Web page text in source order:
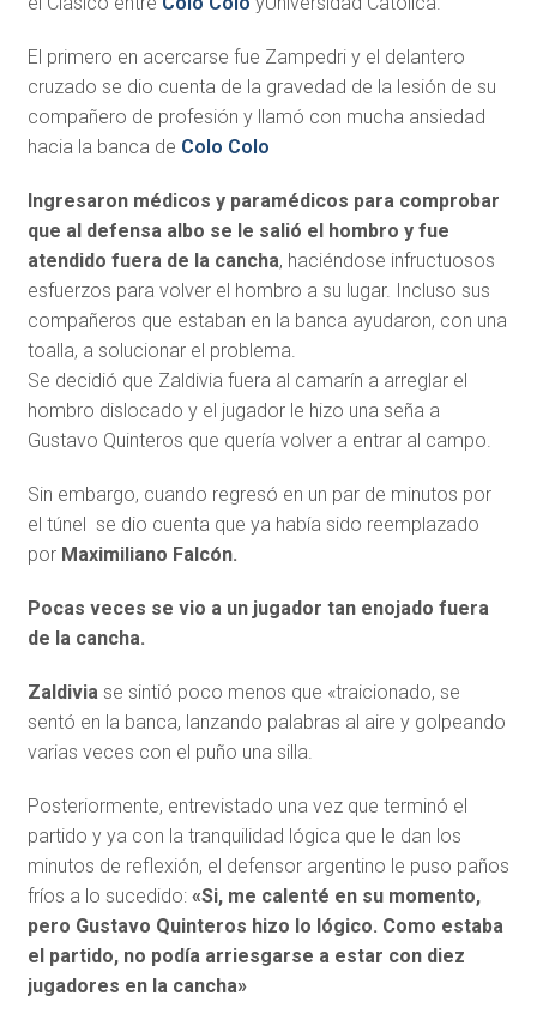
El primero en acercarse fue Zampedri y el delantero
cruzado se dio cuenta de la gravedad de la lesión de su
compañero de profesión y llamó con mucha ansiedad
hacia la banca de Colo Colo
Ingresaron médicos y paramédicos para comprobar
que al defensa albo se le salió el hombro y fue
atendido fuera de la cancha, haciéndose infructuosos
esfuerzos para volver el hombro a su lugar. Incluso sus
compañeros que estaban en la banca ayudaron, con una
toalla, a solucionar el problema.
Se decidió que Zaldivia fuera al camarín a arreglar el
hombro dislocado y el jugador le hizo una seña a
Gustavo Quinteros que quería volver a entrar al campo.
Sin embargo, cuando regresó en un par de minutos por
el túnel se dio cuenta que ya había sido reemplazado
por Maximiliano Falcón.
Pocas veces se vio a un jugador tan enojado fuera
de la cancha.
Zaldiviase sintió poco menos que «traicionado, se
sentó en la banca, lanzando palabras al aire y golpeando
varias veces con el puño una silla.
Posteriormente, entrevistado una vez que terminó el
partido y ya con la tranquilidad lógica que le dan los
minutos de reflexión, el defensor argentino le puso paños
fríos a lo sucedido: «Si, me calenté en su momento,
pero Gustavo Quinteros hizo lo lógico. Como estaba
el partido, no podía arriesgarse a estar con diez
jugadores en la cancha»